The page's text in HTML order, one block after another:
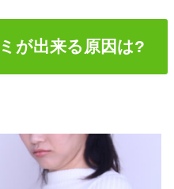
が出来る原因は?